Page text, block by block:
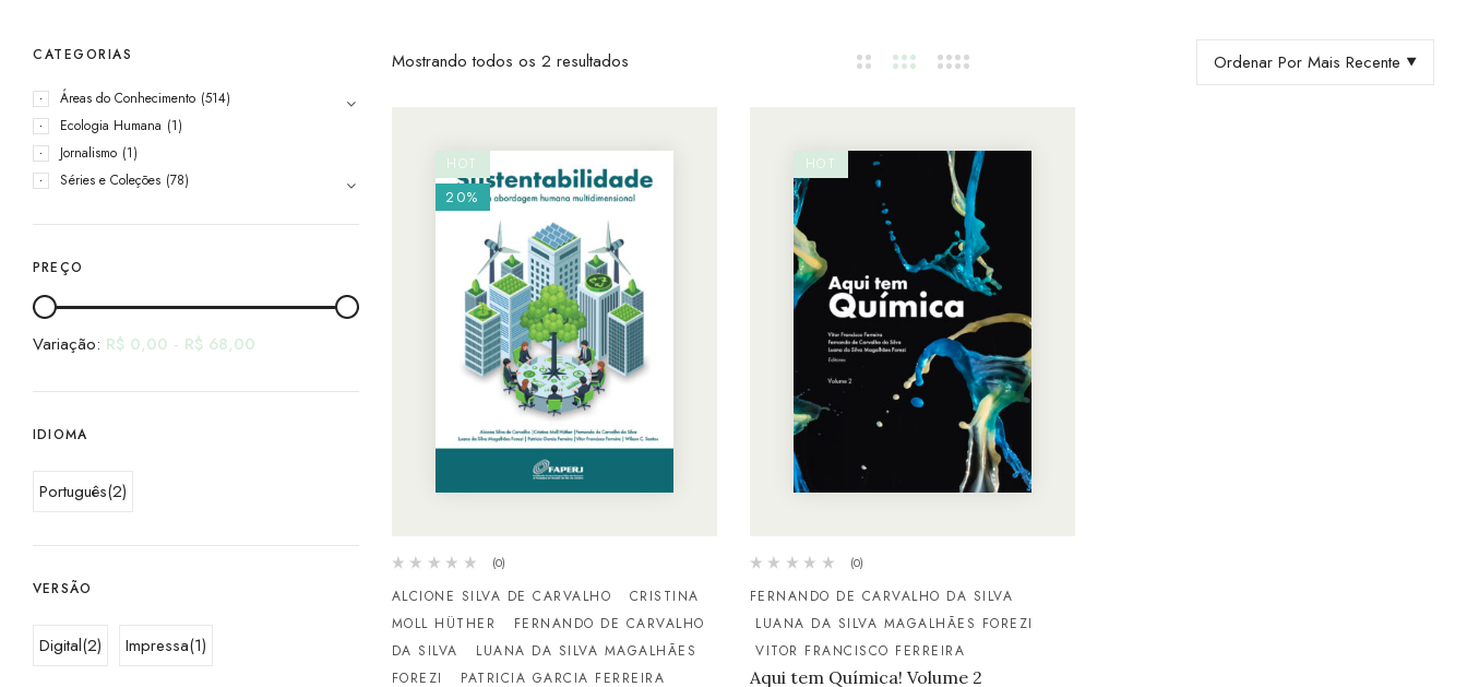
CATEGORIAS
Áreas do Conhecimento (514)
Ecologia Humana (1)
Jornalismo (1)
Séries e Coleções (78)
PREÇO
Variação: R$ 0,00 - R$ 68,00
IDIOMA
Português(2)
VERSÃO
Digital(2) Impressa(1)
Mostrando todos os 2 resultados Ordenar Por Mais Recente
HOT
20%
(0)
ALCIONE SILVA DE CARVALHO
CRISTINA
MOLL HÜTHER
FERNANDO DE CARVALHO
DA SILVA
LUANA DA SILVA MAGALHÃES
FOREZI
PATRICIA GARCIA FERREIRA
HOT
(0)
FERNANDO DE CARVALHO DA SILVA
LUANA DA SILVA MAGALHÃES FOREZI
VITOR FRANCISCO FERREIRA
Aqui tem Química! Volume 2